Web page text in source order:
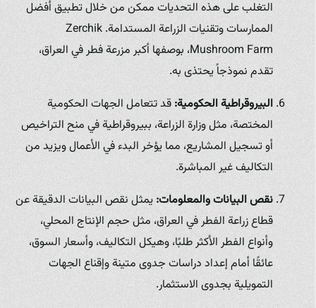
التغلب على هذه التحديات ممكن من خلال تطبيق أفضل
الممارسات وتقنيات الزراعة المستدامة. Zerchik
Mushroom Farm، بوصفها أكبر مزرعة فطر في العراق،
تقدم نموذجاً يحتذى به.
البيروقراطية الحكومية:قد تتعامل الجهات الحكومية
المختصة، مثل وزارة الزراعة، ببيروقراطية في منح التراخيص
أو تسجيل المشاريع، مما يؤخر البدء في الأعمال ويزيد من
التكاليف غير المباشرة.
نقص البيانات والمعلومات:يمثل نقص البيانات الدقيقة عن
قطاع زراعة الفطر في العراق، مثل حجم الإنتاج المحلي،
وأنواع الفطر الأكثر طلبًا، وهيكل التكاليف، وأسعار السوق،
عائقًا أمام إعداد دراسات جدوى متينة وإقناع الجهات
التمويلية بجدوى الاستثمار.